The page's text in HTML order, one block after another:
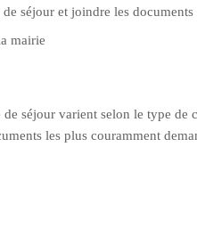
séjour et joindre les documents
mairie
séjour varient selon le type de
les plus couramment